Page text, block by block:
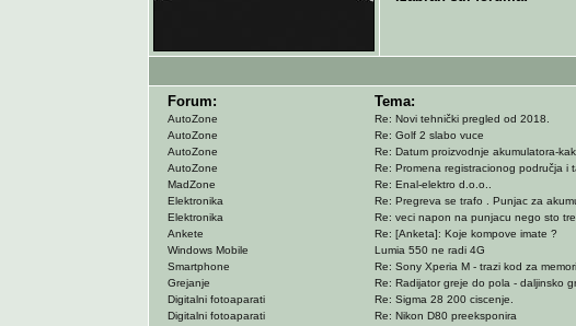
Forum: Tema:
AutoZone
Re: Novi tehnički pregled od 2018.
AutoZone
Re: Golf 2 slabo vuce
AutoZone
Re: Datum proizvodnje akumulatora-
AutoZone
Re: Promena registracionog područja i
MadZone
Re: Enal-elektro d.o.o..
Elektronika
Re: Pregreva se trafo . Punjac za
Elektronika
Re: veci napon na punjacu nego sto
Ankete
Re: [Anketa]: Koje kompove imate ?
Windows Mobile
Lumia 550 ne radi 4G
Smartphone
Re: Sony Xperia M - trazi kod za
Grejanje
Re: Radijator greje do pola - daljinsko
Digitalni fotoaparati
Re: Sigma 28 200 ciscenje.
Digitalni fotoaparati
Re: Nikon D80 preeksponira